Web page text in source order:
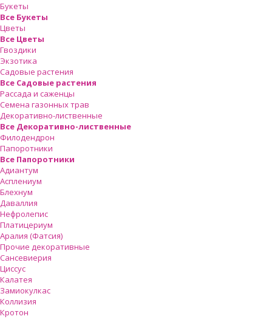
Букеты
Все Букеты
Цветы
Все Цветы
Гвоздики
Экзотика
Садовые растения
Все Садовые растения
Рассада и саженцы
Семена газонных трав
Декоративно-лиственные
Все Декоративно-лиственные
Филодендрон
Папоротники
Все Папоротники
Адиантум
Асплениум
Блехнум
Даваллия
Нефролепис
Платицериум
Аралия (Фатсия)
Прочие декоративные
Сансевиерия
Циссус
Калатея
Замиокулкас
Коллизия
Кротон